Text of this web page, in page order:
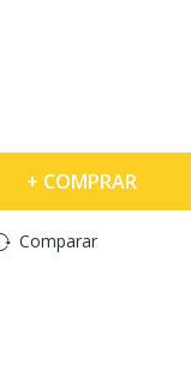
COMPRAR
Comparar